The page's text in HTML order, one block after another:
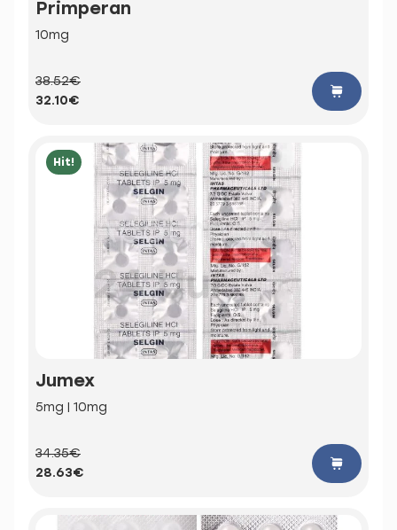
Primperan
10mg
38.52€
32.10€
Hit!
Jumex
5mg | 10mg
34.35€
28.63€